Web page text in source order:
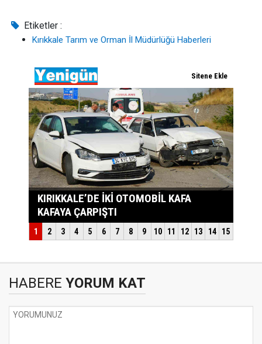
Etiketler :
Kırıkkale Tarım ve Orman İl Müdürlüğü Haberleri
HABERE YORUM KAT